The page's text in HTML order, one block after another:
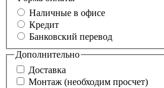
Наличные в офисе
Кредит
Банковский перевод
Дополнительно
Доставка
Монтаж (необходим просчет)